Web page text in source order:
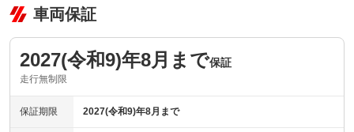
車両保証
2027(令和9)年8月まで保証
走行無制限
保証期限 2027(令和9)年8月まで